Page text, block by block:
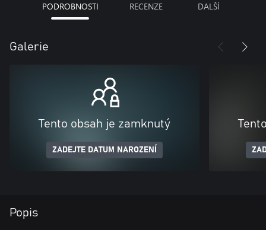
PODROBNOSTI RECENZE DALŠÍ
Galerie
Tento obsah je zamknutý
ZADEJTE DATUM NAROZENÍ
Popis